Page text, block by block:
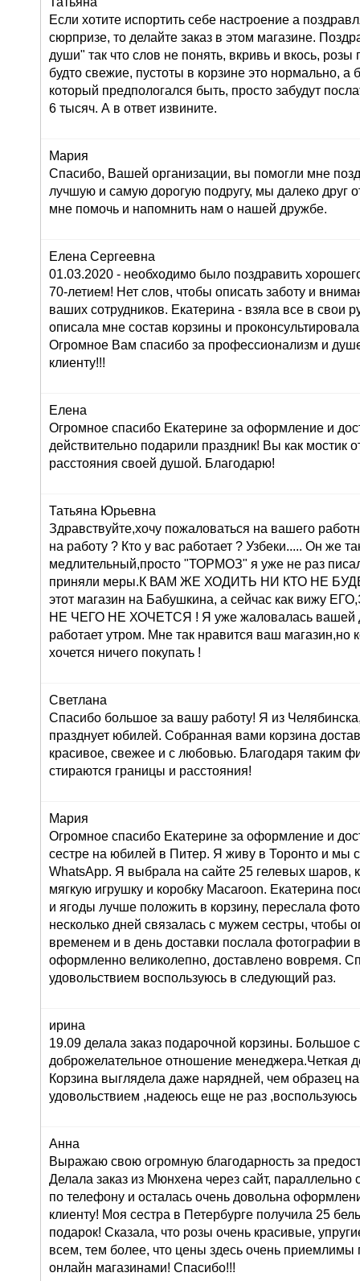
Если хотите испортить себе настроение а
сюрпризе, то делайте заказ в этом магазине.
души" так что слов не понять, вкривь и вкось, розы
будто свежие, пустоты в корзине это нормально, а
который предпологался быть, просто забудут
6 тысяч. А в ответ извините.
Мария
Спасибо, Вашей организации, вы помогли мне
лучшую и самую дорогую подругу, мы далеко друг
мне помочь и напомнить нам о нашей дружбе.
Елена Сергеевна
01.03.2020 - необходимо было поздравить
70-летием! Нет слов, чтобы описать заботу и
ваших сотрудников. Екатерина - взяла все в свои
описала мне состав корзины и
Огромное Вам спасибо за профессионализм и
клиенту!!!
Елена
Огромное спасибо Екатерине за оформление и
действительно подарили праздник! Вы как мостик
расстояния своей душой. Благодарю!
Татьяна Юрьевна
Здравствуйте,хочу пожаловаться на вашего
на работу ? Кто у вас работает ? Узбеки..... Он же
медлительный,просто "ТОРМОЗ" я уже не раз
приняли меры.К ВАМ ЖЕ ХОДИТЬ НИ КТО НЕ
этот магазин на Бабушкина, а сейчас как вижу
НЕ ЧЕГО НЕ ХОЧЕТСЯ ! Я уже жаловалась вашей
работает утром. Мне так нравится ваш магазин,но
хочется ничего покупать !
Светлана
Спасибо большое за вашу работу! Я из
празднует юбилей. Собранная вами корзина
красивое, свежее и с любовью. Благодаря таким
стираются границы и расстояния!
Мария
Огромное спасибо Екатерине за оформление и
сестре на юбилей в Питер. Я живу в Торонто и мы
WhatsApp. Я выбрала на сайте 25 гелевых шаров,
мягкую игрушку и коробку Macaroon. Екатерина
и ягоды лучше положить в корзину, переслала
несколько дней связалась с мужем сестры, чтобы
временем и в день доставки послала фотографии
оформленно великолепно, доставлено вовремя.
удовольствием воспользуюсь в следующий раз.
ирина
19.09 делала заказ подарочной корзины. Большое
доброжелательное отношение менеджера.Четкая
Корзина выглядела даже нарядней, чем образец
удовольствием ,надеюсь еще не раз
Анна
Выражаю свою огромную благодарность за
Делала заказ из Мюнхена через сайт, параллельно
по телефону и осталась очень довольна
клиенту! Моя сестра в Петербурге получила 25
подарок! Сказала, что розы очень красивые,
всем, тем более, что цены здесь очень приемлимы
онлайн магазинами! Спасибо!!!